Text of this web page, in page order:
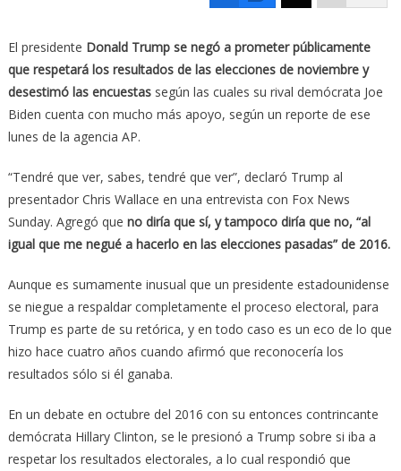
El presidente Donald Trump se negó a prometer públicamente
que respetará los resultados de las elecciones de noviembre y
desestimó las encuestassegún las cuales su rival demócrata Joe
Biden cuenta con mucho más apoyo, según un reporte de ese
lunes de la agencia AP.
“Tendré que ver, sabes, tendré que ver”, declaró Trump al
presentador Chris Wallace en una entrevista con Fox News
Sunday. Agregó que no diría que sí, y tampoco diría que no, “al
igual que me negué a hacerlo en las elecciones pasadas” de 2016.
Aunque es sumamente inusual que un presidente estadounidense
se niegue a respaldar completamente el proceso electoral, para
Trump es parte de su retórica, y en todo caso es un eco de lo que
hizo hace cuatro años cuando afirmó que reconocería los
resultados sólo si él ganaba.
En un debate en octubre del 2016 con su entonces contrincante
demócrata Hillary Clinton, se le presionó a Trump sobre si iba a
respetar los resultados electorales, a lo cual respondió que